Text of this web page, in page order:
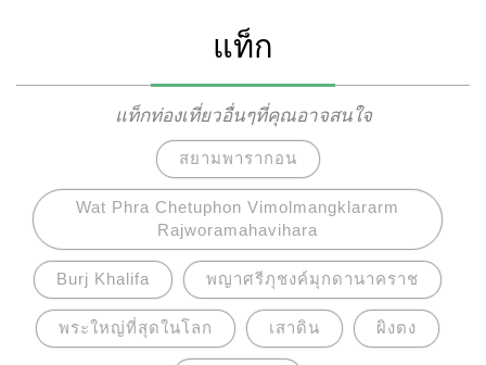
กับตึกฝั่งตะวันตก (Tower West) โดยจะมีสะพาน
เชื่อมระหว่างสองตึก รวมถึงมีลิฟต์ที่สามารถมอง
ทิวทัศน์ของเมืองได้แบบ 360 องศา รวมถึงไฮไลท์
สำคัญในชั้น 40 อย่างสวนลอยฟ้า (Kuchu Teien
Observatory) ที่สามารถมาใช้เวลาท่ามกลาง
ทัศนียภาพที่สวยงามของเมืองโอซาก้าได้แบบเต็มที่
เพราะมีสิ่งอำนวยความสะดวกต่างๆ ที่ทางอาคาร
เตรียมไว้รองรับเต็มที่
แท็ก
แท็กท่องเที่ยวอื่นๆที่คุณอาจสนใจ
สยามพารากอน
Wat Phra Chetuphon Vimolmangklararm
Rajworamahavihara
Burj Khalifa พญาศรีภุชงค์มุกดานาคราช
พระใหญ่ที่สุดในโลก เสาดิน ผิงตง